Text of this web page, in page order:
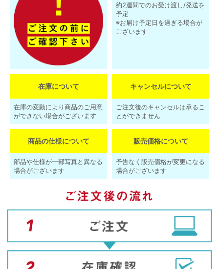
約2週間でのお受け渡し/発送を
予定
※お届け予定日を過ぎる場合が
ございます
在庫について
在庫の変動により商品のご用意
ができない場合がございます
キャンセルについて
ご注文後のキャンセルは承るこ
とができません
商品の仕様について
部品や仕様が一部写真と異なる
場合がございます
販売価格について
予告なく販売価格が変更になる
場合がございます